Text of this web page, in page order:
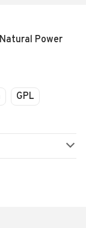
Power
GPL